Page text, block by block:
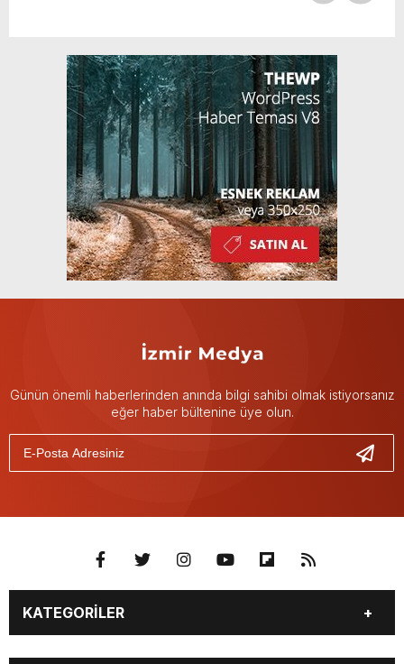
Günün önemli haberlerinden anında bilgi sahibi olmak istiyorsanız
eğer haber bültenine üye olun.
KATEGORİLER
GÜNDEM DÜNYA